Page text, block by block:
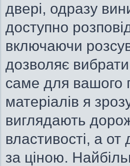
двері, одразу
доступно
включаючи
дозволяє
саме для вашого
матеріалів я
виглядають
властивості, а
за ціною.